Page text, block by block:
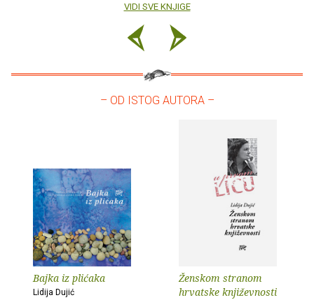
VIDI SVE KNJIGE
– OD ISTOG AUTORA –
Bajka iz plićaka
Lidija Dujić
Ženskom stranom
hrvatske književnosti